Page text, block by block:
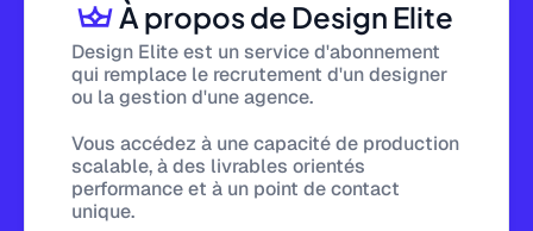
À propos de Design Elite
Design Elite est un service d'abonnement
qui remplace le recrutement d'un designer
ou la gestion d'une agence.
Vous accédez à une capacité de production
scalable, à des livrables orientés
performance et à un point de contact
unique.